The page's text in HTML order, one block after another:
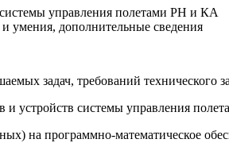
управления полетами РН и КА
умения, дополнительные сведения
задач, требований
устройств системы управления
на программно-математическое